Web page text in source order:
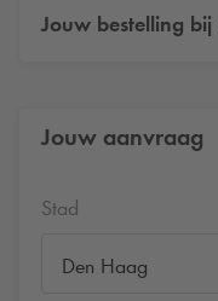
Jouw bestelling bij
Jouw aanvraag
Stad
Den Haag